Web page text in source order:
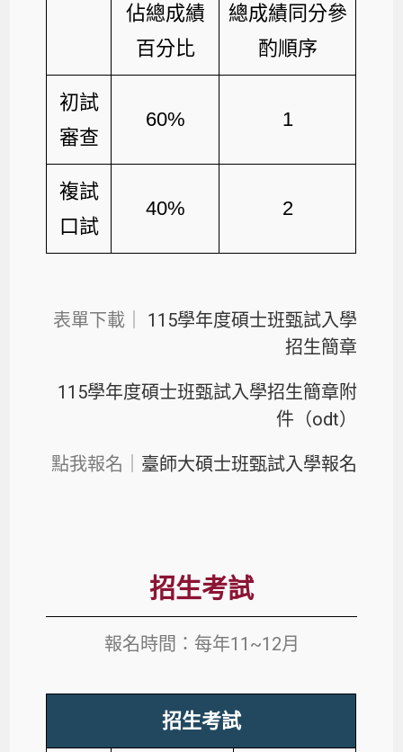
佔總成績
百分比
總成績同分參
酌順序
初試
審查
60% 1
複試
口試
40% 2
表單下載｜ 115學年度碩士班甄試入學
招生簡章
115學年度碩士班甄試入學招生簡章附
件（odt）
點我報名｜ 臺師大碩士班甄試入學報名
招生考試
報名時間：每年11~12月
招生考試